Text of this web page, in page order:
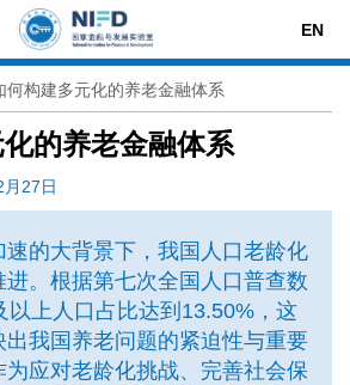
EN
何构建多元化的养老金融体系
的养老金融体系
27日
的大背景下，我国人口老龄化
。根据第七次全国人口普查数
以上人口占比达到13.50%，这
我国养老问题的紧迫性与重要
应对老龄化挑战、完善社会保